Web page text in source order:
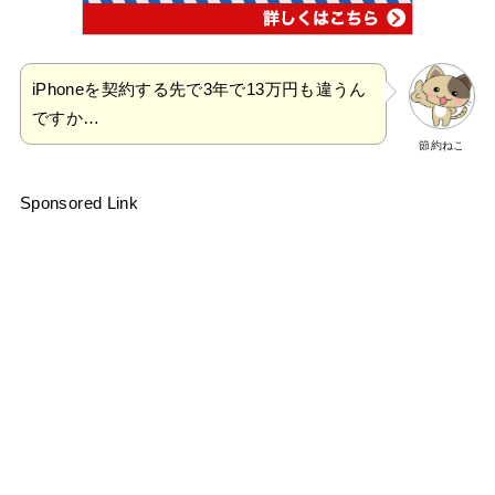
節約ねこ
iPhoneを契約する先で3年で13万円も違うん
ですか…
Sponsored Link